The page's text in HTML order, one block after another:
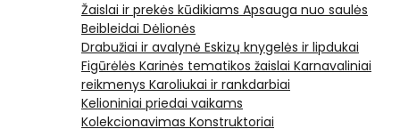
Žaislai ir prekės kūdikiams Apsauga nuo saulės
Beibleidai Dėlionės
Drabužiai ir avalynė Eskizų knygelės ir lipdukai
Figūrėlės Karinės tematikos žaislai Karnavaliniai
reikmenys Karoliukai ir rankdarbiai
Kelioniniai priedai vaikams
Kolekcionavimas Konstruktoriai